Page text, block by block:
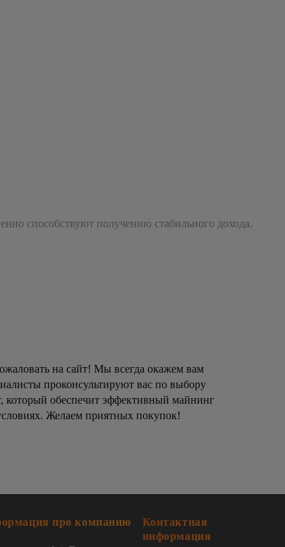
способствуют получению стабильного дохода.
на сайт! Мы всегда окажем вам
проконсультируют вас по выбору
который обеспечит эффективный майнинг
Желаем приятных покупок!
про компанию
Контактная
информация